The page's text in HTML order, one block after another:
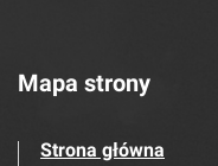
Mapa strony
Strona główna